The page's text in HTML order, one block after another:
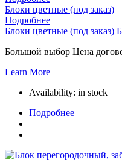
Блоки цветные (под заказ)
Подробнее
Блоки цветные (под заказ)
Большой выбор Цена
Learn More
Availability: in stock
Подробнее